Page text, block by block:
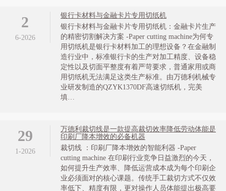
2
6-2026
银行卡材料与金融卡片专用切纸机
银行卡材料与金融卡片专用切纸机：金融卡片生产
的精密切割解决方案 -Paper cutting machine为何专
用切纸机是银行卡材料加工的理想设备？在金融制
造行业中，标准银行卡的生产对加工精度、设备稳
定性以及切面平整度有着严苛要求，普通家用或商
用切纸机无法满足这类生产标准。由万德利机械专
业研发制造的QZYK1370DF高速切纸机，完美
填…
29
1-2026
万德利裁切线是一款提高裁切效率降低劳动体能是
印刷厂降本增效的必备机器
裁切线 ：印刷厂降本增效的智能利器 -Paper
cutting machine 在印刷行业竞争日益激烈的今天，
如何提升生产效率、降低运营成本成为每个印刷企
业必须面对的核心课题。传统手工裁切方式不仅效
率低下、精度有限，更对操作人员体能提出极高要